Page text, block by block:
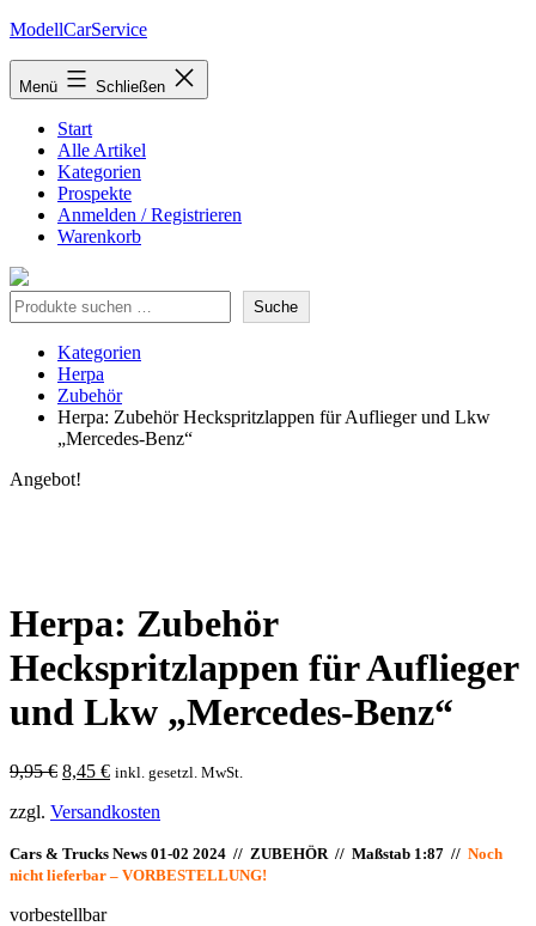
Zum
springen
ModellCarService
Menü Schließen
Start
Alle Artikel
Kategorien
Prospekte
Anmelden / Registrieren
Warenkorb
Suche Suche
Kategorien
Herpa
Zubehör
Herpa: Zubehör Heckspritzlappen für Auflieger und Lkw
„Mercedes-Benz“
Angebot!
Herpa: Zubehör
Heckspritzlappen für Auflieger
und Lkw „Mercedes-Benz“
9,95€ Ursprünglicher
war:
8,45 €Aktueller
ist:
inkl. gesetzl. MwSt.
zzgl. Versandkosten
Cars & Trucks News 01-02 2024 // ZUBEHÖR // Maßstab 1:87 // Noch
nicht lieferbar – VORBESTELLUNG!
vorbestellbar